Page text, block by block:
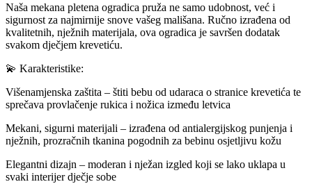
Naša mekana pletena ogradica pruža ne samo udobnost, već i
sigurnost za najmirnije snove vašeg mališana. Ručno izrađena od
kvalitetnih, nježnih materijala, ova ogradica je savršen dodatak
svakom dječjem krevetiću.
💫 Karakteristike:
Višenamjenska zaštita – štiti bebu od udaraca o stranice krevetića te
sprečava provlačenje rukica i nožica između letvica
Mekani, sigurni materijali – izrađena od antialergijskog punjenja i
nježnih, prozračnih tkanina pogodnih za bebinu osjetljivu kožu
Elegantni dizajn – moderan i nježan izgled koji se lako uklapa u
svaki interijer dječje sobe